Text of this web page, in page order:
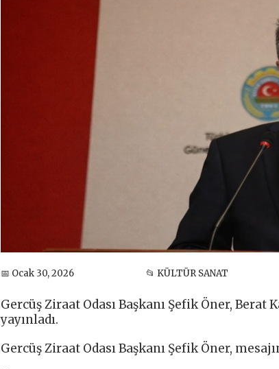
📅 Ocak 30, 2026 📂 KÜLTÜR SANAT
Gercüş Ziraat Odası Başkanı Şefik Öner, Berat
yayınladı.
Gercüş Ziraat Odası Başkanı Şefik Öner,